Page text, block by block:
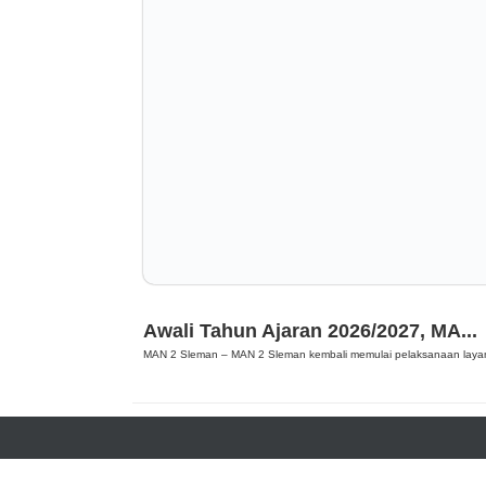
Awali Tahun Ajaran 2026/2027, MA...
MAN 2 Sleman – MAN 2 Sleman kembali memulai pelaksanaan